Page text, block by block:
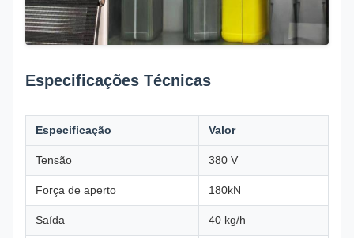
Especificações Técnicas
Especificação Valor
Tensão 380 V
Força de aperto 180kN
Saída 40 kg/h